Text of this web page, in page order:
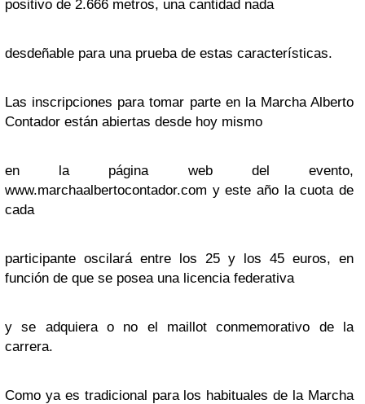
positivo de 2.666 metros, una cantidad nada
desdeñable para una prueba de estas características.
Las inscripciones para tomar parte en la Marcha Alberto
Contador están abiertas desde hoy mismo
en la página web del evento,
www.marchaalbertocontador.com y este año la cuota de
cada
participante oscilará entre los 25 y los 45 euros, en
función de que se posea una licencia federativa
y se adquiera o no el maillot conmemorativo de la
carrera.
Como ya es tradicional para los habituales de la Marcha